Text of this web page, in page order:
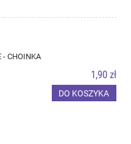
- CHOINKA
1,90 zł
DO KOSZYKA